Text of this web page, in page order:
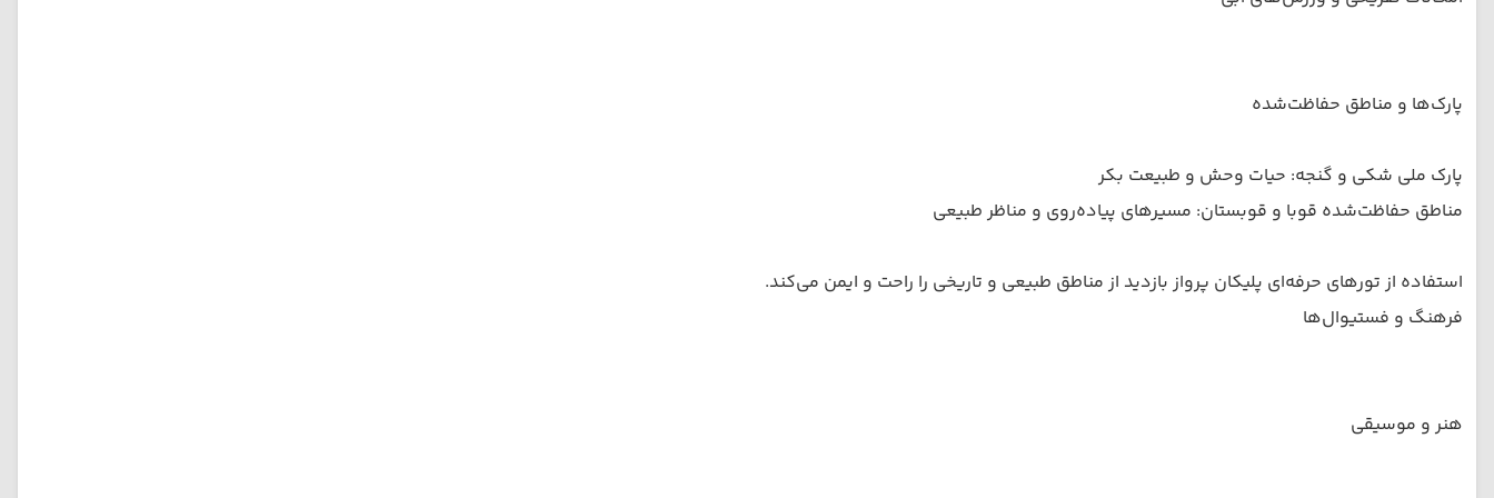
پارک‌ها و مناطق حفاظت‌شده
پارک ملی شکی و گنجه: حیات وحش و طبیعت بکر
مناطق حفاظت‌شده قوبا و قوبستان: مسیرهای پیاده‌روی و مناظر طبیعی
استفاده از تورهای حرفه‌ای پلیکان پرواز بازدید از مناطق طبیعی و تاریخی را راحت و ایمن می‌کند.
فرهنگ و فستیوال‌ها
هنر و موسیقی